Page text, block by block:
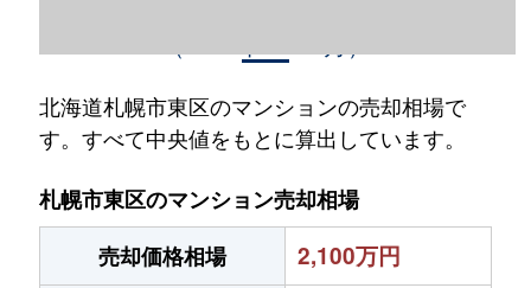
北海道札幌市東区のマンションの売却相場で
す。すべて中央値をもとに算出しています。
札幌市東区のマンション売却相場
売却価格相場
2,100万円